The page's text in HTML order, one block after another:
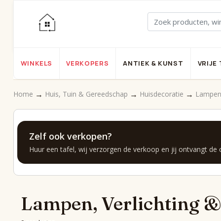
WINKELS VERKOPERS ANTIEK & KUNST VRIJE
Home → Huis, Tuin & Gereedschap → Huisdecoratie →
Zelf ook verkopen?
Huur een tafel, wij verzorgen de verkoop en jij ontvangt de
Lampen, Verlichting